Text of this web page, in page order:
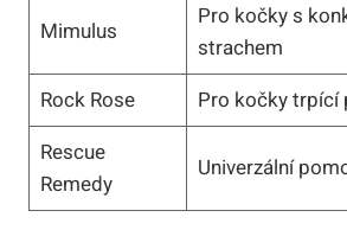
Mimulus
Pro kočky s
strachem
Rock Rose
Pro kočky trpící
Rescue
Remedy
Univerzální